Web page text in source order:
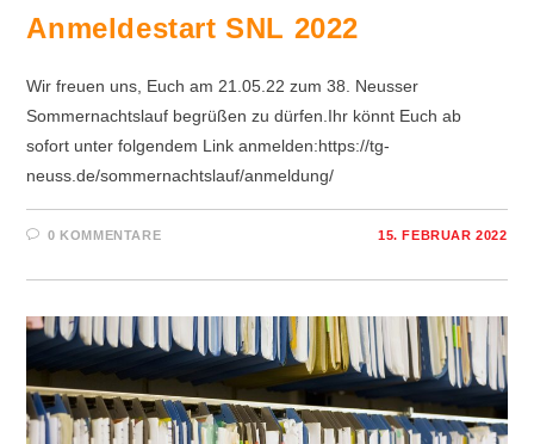
Anmeldestart SNL 2022
Wir freuen uns, Euch am 21.05.22 zum 38. Neusser
Sommernachtslauf begrüßen zu dürfen.Ihr könnt Euch ab
sofort unter folgendem Link anmelden:https://tg-
neuss.de/sommernachtslauf/anmeldung/
0 KOMMENTARE 15. FEBRUAR 2022